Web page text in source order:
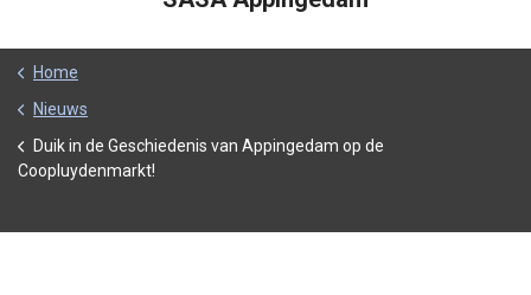
Home
Nieuws
Duik in de Geschiedenis van Appingedam op de
Coopluydenmarkt!